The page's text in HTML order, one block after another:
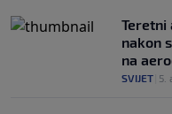
Teretni
nakon
na
SVIJET 5.